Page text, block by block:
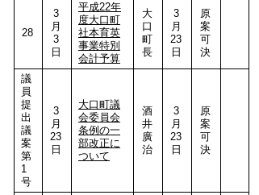
28
3
月
3
日
平成22年
度大口町
社本育英
事業特別
会計予算
大
口
町
長
3
月
23
日
原
案
可
決
議
員
提
出
議
案
第
1
号
3
月
23
日
大口町議
会委員会
条例の一
部改正に
ついて
酒
井
廣
治
3
月
23
日
原
案
可
決